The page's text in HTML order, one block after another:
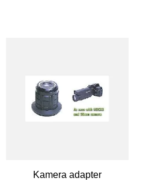
Kamera adapter